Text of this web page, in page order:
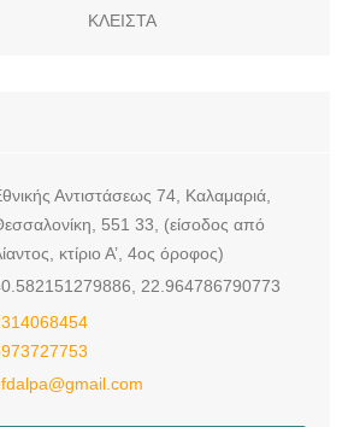
ΚΛΕΙΣΤΑ
Αντιστάσεως 74, Καλαμαριά,
551 33, (είσοδος από
κτίριο Α’, 4ος όροφος)
22.964786790773